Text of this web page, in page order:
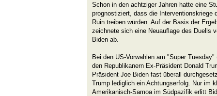
Schon in den achtziger Jahren hatte eine
prognostiziert, dass die Interventionskriege
Ruin treiben würden. Auf der Basis der
zeichnete sich eine Neuauflage des Duells
Biden ab.
Bei den US-Vorwahlen am "Super
den Republikanern Ex-Präsident Donald
Präsident Joe Biden fast überall
Trump lediglich ein Achtungserfolg. Nur im
Amerikanisch-Samoa im Südpazifik erlitt